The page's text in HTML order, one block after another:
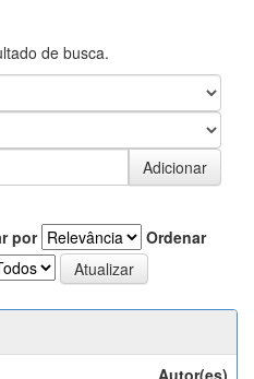
de busca.
por
Ordenar
Autor(es)